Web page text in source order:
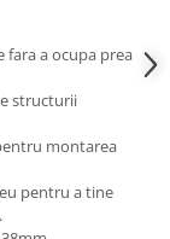
fara a ocupa prea
structurii
montarea
pentru a tine